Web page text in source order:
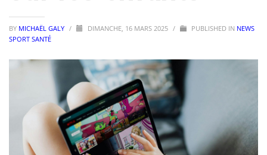
BY MICHAËL GALY / DIMANCHE, 16 MARS 2025 / PUBLISHED IN NEWS
SPORT SANTÉ